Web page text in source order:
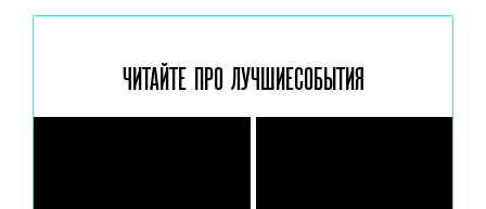
ЧИТАЙТЕ ПРО ЛУЧШИЕСОБЫТИЯ